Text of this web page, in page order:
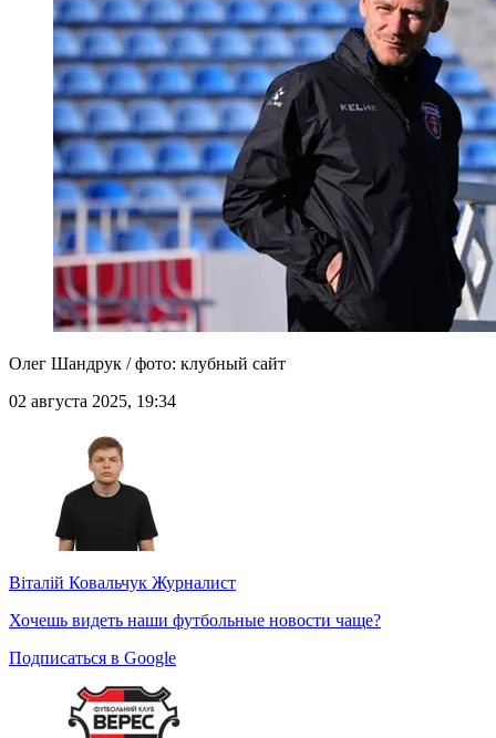
Олег Шандрук / фото: клубный сайт
02 августа 2025, 19:34
Віталій Ковальчук Журналист
Хочешь видеть наши футбольные новости чаще?
Подписаться в Google